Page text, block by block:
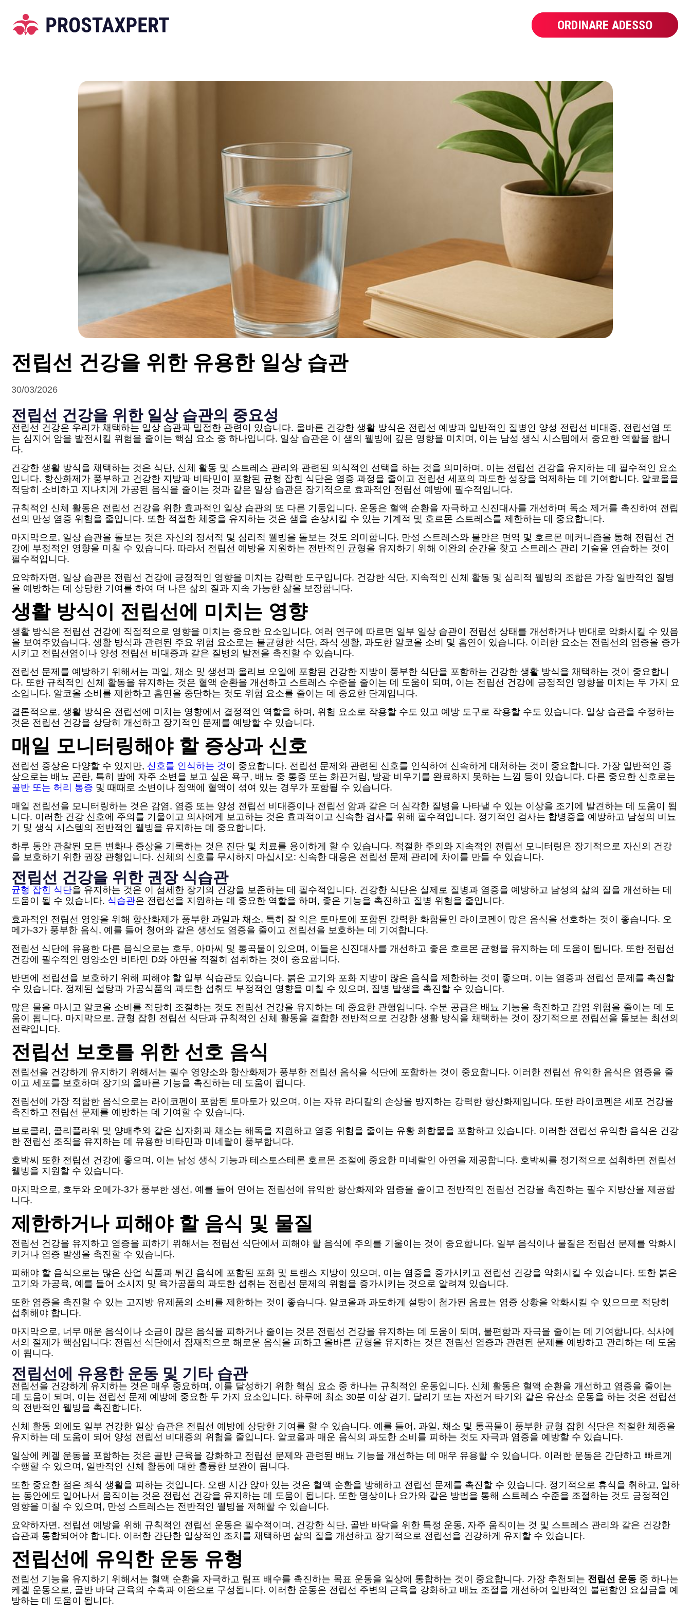
ORDINARE ADESSO
전립선 건강을 위한 유용한 일상 습관
30/03/2026
전립선 건강을 위한 일상 습관의 중요성
전립선 건강은 우리가 채택하는 일상 습관과 밀접한 관련이 있습니다. 올바른 건강한 생활 방식은 전립선 예방과 일반적인 질병인 양성 전립선 비대증, 전립선염 또
는 심지어 암을 발전시킬 위험을 줄이는 핵심 요소 중 하나입니다. 일상 습관은 이 샘의 웰빙에 깊은 영향을 미치며, 이는 남성 생식 시스템에서 중요한 역할을 합니
다.
건강한 생활 방식을 채택하는 것은 식단, 신체 활동 및 스트레스 관리와 관련된 의식적인 선택을 하는 것을 의미하며, 이는 전립선 건강을 유지하는 데 필수적인 요소
입니다. 항산화제가 풍부하고 건강한 지방과 비타민이 포함된 균형 잡힌 식단은 염증 과정을 줄이고 전립선 세포의 과도한 성장을 억제하는 데 기여합니다. 알코올을
적당히 소비하고 지나치게 가공된 음식을 줄이는 것과 같은 일상 습관은 장기적으로 효과적인 전립선 예방에 필수적입니다.
규칙적인 신체 활동은 전립선 건강을 위한 효과적인 일상 습관의 또 다른 기둥입니다. 운동은 혈액 순환을 자극하고 신진대사를 개선하며 독소 제거를 촉진하여 전립
선의 만성 염증 위험을 줄입니다. 또한 적절한 체중을 유지하는 것은 샘을 손상시킬 수 있는 기계적 및 호르몬 스트레스를 제한하는 데 중요합니다.
마지막으로, 일상 습관을 돌보는 것은 자신의 정서적 및 심리적 웰빙을 돌보는 것도 의미합니다. 만성 스트레스와 불안은 면역 및 호르몬 메커니즘을 통해 전립선 건
강에 부정적인 영향을 미칠 수 있습니다. 따라서 전립선 예방을 지원하는 전반적인 균형을 유지하기 위해 이완의 순간을 찾고 스트레스 관리 기술을 연습하는 것이
필수적입니다.
요약하자면, 일상 습관은 전립선 건강에 긍정적인 영향을 미치는 강력한 도구입니다. 건강한 식단, 지속적인 신체 활동 및 심리적 웰빙의 조합은 가장 일반적인 질병
을 예방하는 데 상당한 기여를 하여 더 나은 삶의 질과 지속 가능한 삶을 보장합니다.
생활 방식이 전립선에 미치는 영향
생활 방식은 전립선 건강에 직접적으로 영향을 미치는 중요한 요소입니다. 여러 연구에 따르면 일부 일상 습관이 전립선 상태를 개선하거나 반대로 악화시킬 수 있음
을 보여주었습니다. 생활 방식과 관련된 주요 위험 요소로는 불균형한 식단, 좌식 생활, 과도한 알코올 소비 및 흡연이 있습니다. 이러한 요소는 전립선의 염증을 증가
시키고 전립선염이나 양성 전립선 비대증과 같은 질병의 발전을 촉진할 수 있습니다.
전립선 문제를 예방하기 위해서는 과일, 채소 및 생선과 올리브 오일에 포함된 건강한 지방이 풍부한 식단을 포함하는 건강한 생활 방식을 채택하는 것이 중요합니
다. 또한 규칙적인 신체 활동을 유지하는 것은 혈액 순환을 개선하고 스트레스 수준을 줄이는 데 도움이 되며, 이는 전립선 건강에 긍정적인 영향을 미치는 두 가지 요
소입니다. 알코올 소비를 제한하고 흡연을 중단하는 것도 위험 요소를 줄이는 데 중요한 단계입니다.
결론적으로, 생활 방식은 전립선에 미치는 영향에서 결정적인 역할을 하며, 위험 요소로 작용할 수도 있고 예방 도구로 작용할 수도 있습니다. 일상 습관을 수정하는
것은 전립선 건강을 상당히 개선하고 장기적인 문제를 예방할 수 있습니다.
매일 모니터링해야 할 증상과 신호
전립선 증상은 다양할 수 있지만, 신호를 인식하는 것이 중요합니다. 전립선 문제와 관련된 신호를 인식하여 신속하게 대처하는 것이 중요합니다. 가장 일반적인 증
상으로는 배뇨 곤란, 특히 밤에 자주 소변을 보고 싶은 욕구, 배뇨 중 통증 또는 화끈거림, 방광 비우기를 완료하지 못하는 느낌 등이 있습니다. 다른 중요한 신호로는
골반 또는 허리 통증 및 때때로 소변이나 정액에 혈액이 섞여 있는 경우가 포함될 수 있습니다.
매일 전립선을 모니터링하는 것은 감염, 염증 또는 양성 전립선 비대증이나 전립선 암과 같은 더 심각한 질병을 나타낼 수 있는 이상을 조기에 발견하는 데 도움이 됩
니다. 이러한 건강 신호에 주의를 기울이고 의사에게 보고하는 것은 효과적이고 신속한 검사를 위해 필수적입니다. 정기적인 검사는 합병증을 예방하고 남성의 비뇨
기 및 생식 시스템의 전반적인 웰빙을 유지하는 데 중요합니다.
하루 동안 관찰된 모든 변화나 증상을 기록하는 것은 진단 및 치료를 용이하게 할 수 있습니다. 적절한 주의와 지속적인 전립선 모니터링은 장기적으로 자신의 건강
을 보호하기 위한 권장 관행입니다. 신체의 신호를 무시하지 마십시오: 신속한 대응은 전립선 문제 관리에 차이를 만들 수 있습니다.
전립선 건강을 위한 권장 식습관
균형 잡힌 식단을 유지하는 것은 이 섬세한 장기의 건강을 보존하는 데 필수적입니다. 건강한 식단은 실제로 질병과 염증을 예방하고 남성의 삶의 질을 개선하는 데
도움이 될 수 있습니다. 식습관은 전립선을 지원하는 데 중요한 역할을 하며, 좋은 기능을 촉진하고 질병 위험을 줄입니다.
효과적인 전립선 영양을 위해 항산화제가 풍부한 과일과 채소, 특히 잘 익은 토마토에 포함된 강력한 화합물인 라이코펜이 많은 음식을 선호하는 것이 좋습니다. 오
메가-3가 풍부한 음식, 예를 들어 청어와 같은 생선도 염증을 줄이고 전립선을 보호하는 데 기여합니다.
전립선 식단에 유용한 다른 음식으로는 호두, 아마씨 및 통곡물이 있으며, 이들은 신진대사를 개선하고 좋은 호르몬 균형을 유지하는 데 도움이 됩니다. 또한 전립선
건강에 필수적인 영양소인 비타민 D와 아연을 적절히 섭취하는 것이 중요합니다.
반면에 전립선을 보호하기 위해 피해야 할 일부 식습관도 있습니다. 붉은 고기와 포화 지방이 많은 음식을 제한하는 것이 좋으며, 이는 염증과 전립선 문제를 촉진할
수 있습니다. 정제된 설탕과 가공식품의 과도한 섭취도 부정적인 영향을 미칠 수 있으며, 질병 발생을 촉진할 수 있습니다.
많은 물을 마시고 알코올 소비를 적당히 조절하는 것도 전립선 건강을 유지하는 데 중요한 관행입니다. 수분 공급은 배뇨 기능을 촉진하고 감염 위험을 줄이는 데 도
움이 됩니다. 마지막으로, 균형 잡힌 전립선 식단과 규칙적인 신체 활동을 결합한 전반적으로 건강한 생활 방식을 채택하는 것이 장기적으로 전립선을 돌보는 최선의
전략입니다.
전립선 보호를 위한 선호 음식
전립선을 건강하게 유지하기 위해서는 필수 영양소와 항산화제가 풍부한 전립선 음식을 식단에 포함하는 것이 중요합니다. 이러한 전립선 유익한 음식은 염증을 줄
이고 세포를 보호하며 장기의 올바른 기능을 촉진하는 데 도움이 됩니다.
전립선에 가장 적합한 음식으로는 라이코펜이 포함된 토마토가 있으며, 이는 자유 라디칼의 손상을 방지하는 강력한 항산화제입니다. 또한 라이코펜은 세포 건강을
촉진하고 전립선 문제를 예방하는 데 기여할 수 있습니다.
브로콜리, 콜리플라워 및 양배추와 같은 십자화과 채소는 해독을 지원하고 염증 위험을 줄이는 유황 화합물을 포함하고 있습니다. 이러한 전립선 유익한 음식은 건강
한 전립선 조직을 유지하는 데 유용한 비타민과 미네랄이 풍부합니다.
호박씨 또한 전립선 건강에 좋으며, 이는 남성 생식 기능과 테스토스테론 호르몬 조절에 중요한 미네랄인 아연을 제공합니다. 호박씨를 정기적으로 섭취하면 전립선
웰빙을 지원할 수 있습니다.
마지막으로, 호두와 오메가-3가 풍부한 생선, 예를 들어 연어는 전립선에 유익한 항산화제와 염증을 줄이고 전반적인 전립선 건강을 촉진하는 필수 지방산을 제공합
니다.
제한하거나 피해야 할 음식 및 물질
전립선 건강을 유지하고 염증을 피하기 위해서는 전립선 식단에서 피해야 할 음식에 주의를 기울이는 것이 중요합니다. 일부 음식이나 물질은 전립선 문제를 악화시
키거나 염증 발생을 촉진할 수 있습니다.
피해야 할 음식으로는 많은 산업 식품과 튀긴 음식에 포함된 포화 및 트랜스 지방이 있으며, 이는 염증을 증가시키고 전립선 건강을 악화시킬 수 있습니다. 또한 붉은
고기와 가공육, 예를 들어 소시지 및 육가공품의 과도한 섭취는 전립선 문제의 위험을 증가시키는 것으로 알려져 있습니다.
또한 염증을 촉진할 수 있는 고지방 유제품의 소비를 제한하는 것이 좋습니다. 알코올과 과도하게 설탕이 첨가된 음료는 염증 상황을 악화시킬 수 있으므로 적당히
섭취해야 합니다.
마지막으로, 너무 매운 음식이나 소금이 많은 음식을 피하거나 줄이는 것은 전립선 건강을 유지하는 데 도움이 되며, 불편함과 자극을 줄이는 데 기여합니다. 식사에
서의 절제가 핵심입니다: 전립선 식단에서 잠재적으로 해로운 음식을 피하고 올바른 균형을 유지하는 것은 전립선 염증과 관련된 문제를 예방하고 관리하는 데 도움
이 됩니다.
전립선에 유용한 운동 및 기타 습관
전립선을 건강하게 유지하는 것은 매우 중요하며, 이를 달성하기 위한 핵심 요소 중 하나는 규칙적인 운동입니다. 신체 활동은 혈액 순환을 개선하고 염증을 줄이는
데 도움이 되며, 이는 전립선 문제 예방에 중요한 두 가지 요소입니다. 하루에 최소 30분 이상 걷기, 달리기 또는 자전거 타기와 같은 유산소 운동을 하는 것은 전립선
의 전반적인 웰빙을 촉진합니다.
신체 활동 외에도 일부 건강한 일상 습관은 전립선 예방에 상당한 기여를 할 수 있습니다. 예를 들어, 과일, 채소 및 통곡물이 풍부한 균형 잡힌 식단은 적절한 체중을
유지하는 데 도움이 되어 양성 전립선 비대증의 위험을 줄입니다. 알코올과 매운 음식의 과도한 소비를 피하는 것도 자극과 염증을 예방할 수 있습니다.
일상에 케겔 운동을 포함하는 것은 골반 근육을 강화하고 전립선 문제와 관련된 배뇨 기능을 개선하는 데 매우 유용할 수 있습니다. 이러한 운동은 간단하고 빠르게
수행할 수 있으며, 일반적인 신체 활동에 대한 훌륭한 보완이 됩니다.
또한 중요한 점은 좌식 생활을 피하는 것입니다. 오랜 시간 앉아 있는 것은 혈액 순환을 방해하고 전립선 문제를 촉진할 수 있습니다. 정기적으로 휴식을 취하고, 일하
는 동안에도 일어나서 움직이는 것은 전립선 건강을 유지하는 데 도움이 됩니다. 또한 명상이나 요가와 같은 방법을 통해 스트레스 수준을 조절하는 것도 긍정적인
영향을 미칠 수 있으며, 만성 스트레스는 전반적인 웰빙을 저해할 수 있습니다.
요약하자면, 전립선 예방을 위해 규칙적인 전립선 운동은 필수적이며, 건강한 식단, 골반 바닥을 위한 특정 운동, 자주 움직이는 것 및 스트레스 관리와 같은 건강한
습관과 통합되어야 합니다. 이러한 간단한 일상적인 조치를 채택하면 삶의 질을 개선하고 장기적으로 전립선을 건강하게 유지할 수 있습니다.
전립선에 유익한 운동 유형
전립선 기능을 유지하기 위해서는 혈액 순환을 자극하고 림프 배수를 촉진하는 목표 운동을 일상에 통합하는 것이 중요합니다. 가장 추천되는 전립선 운동 중 하나는
케겔 운동으로, 골반 바닥 근육의 수축과 이완으로 구성됩니다. 이러한 운동은 전립선 주변의 근육을 강화하고 배뇨 조절을 개선하여 일반적인 불편함인 요실금을 예
방하는 데 도움이 됩니다.